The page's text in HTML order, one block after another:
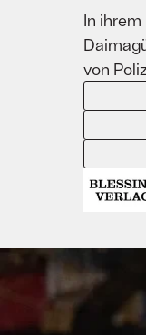
In
von